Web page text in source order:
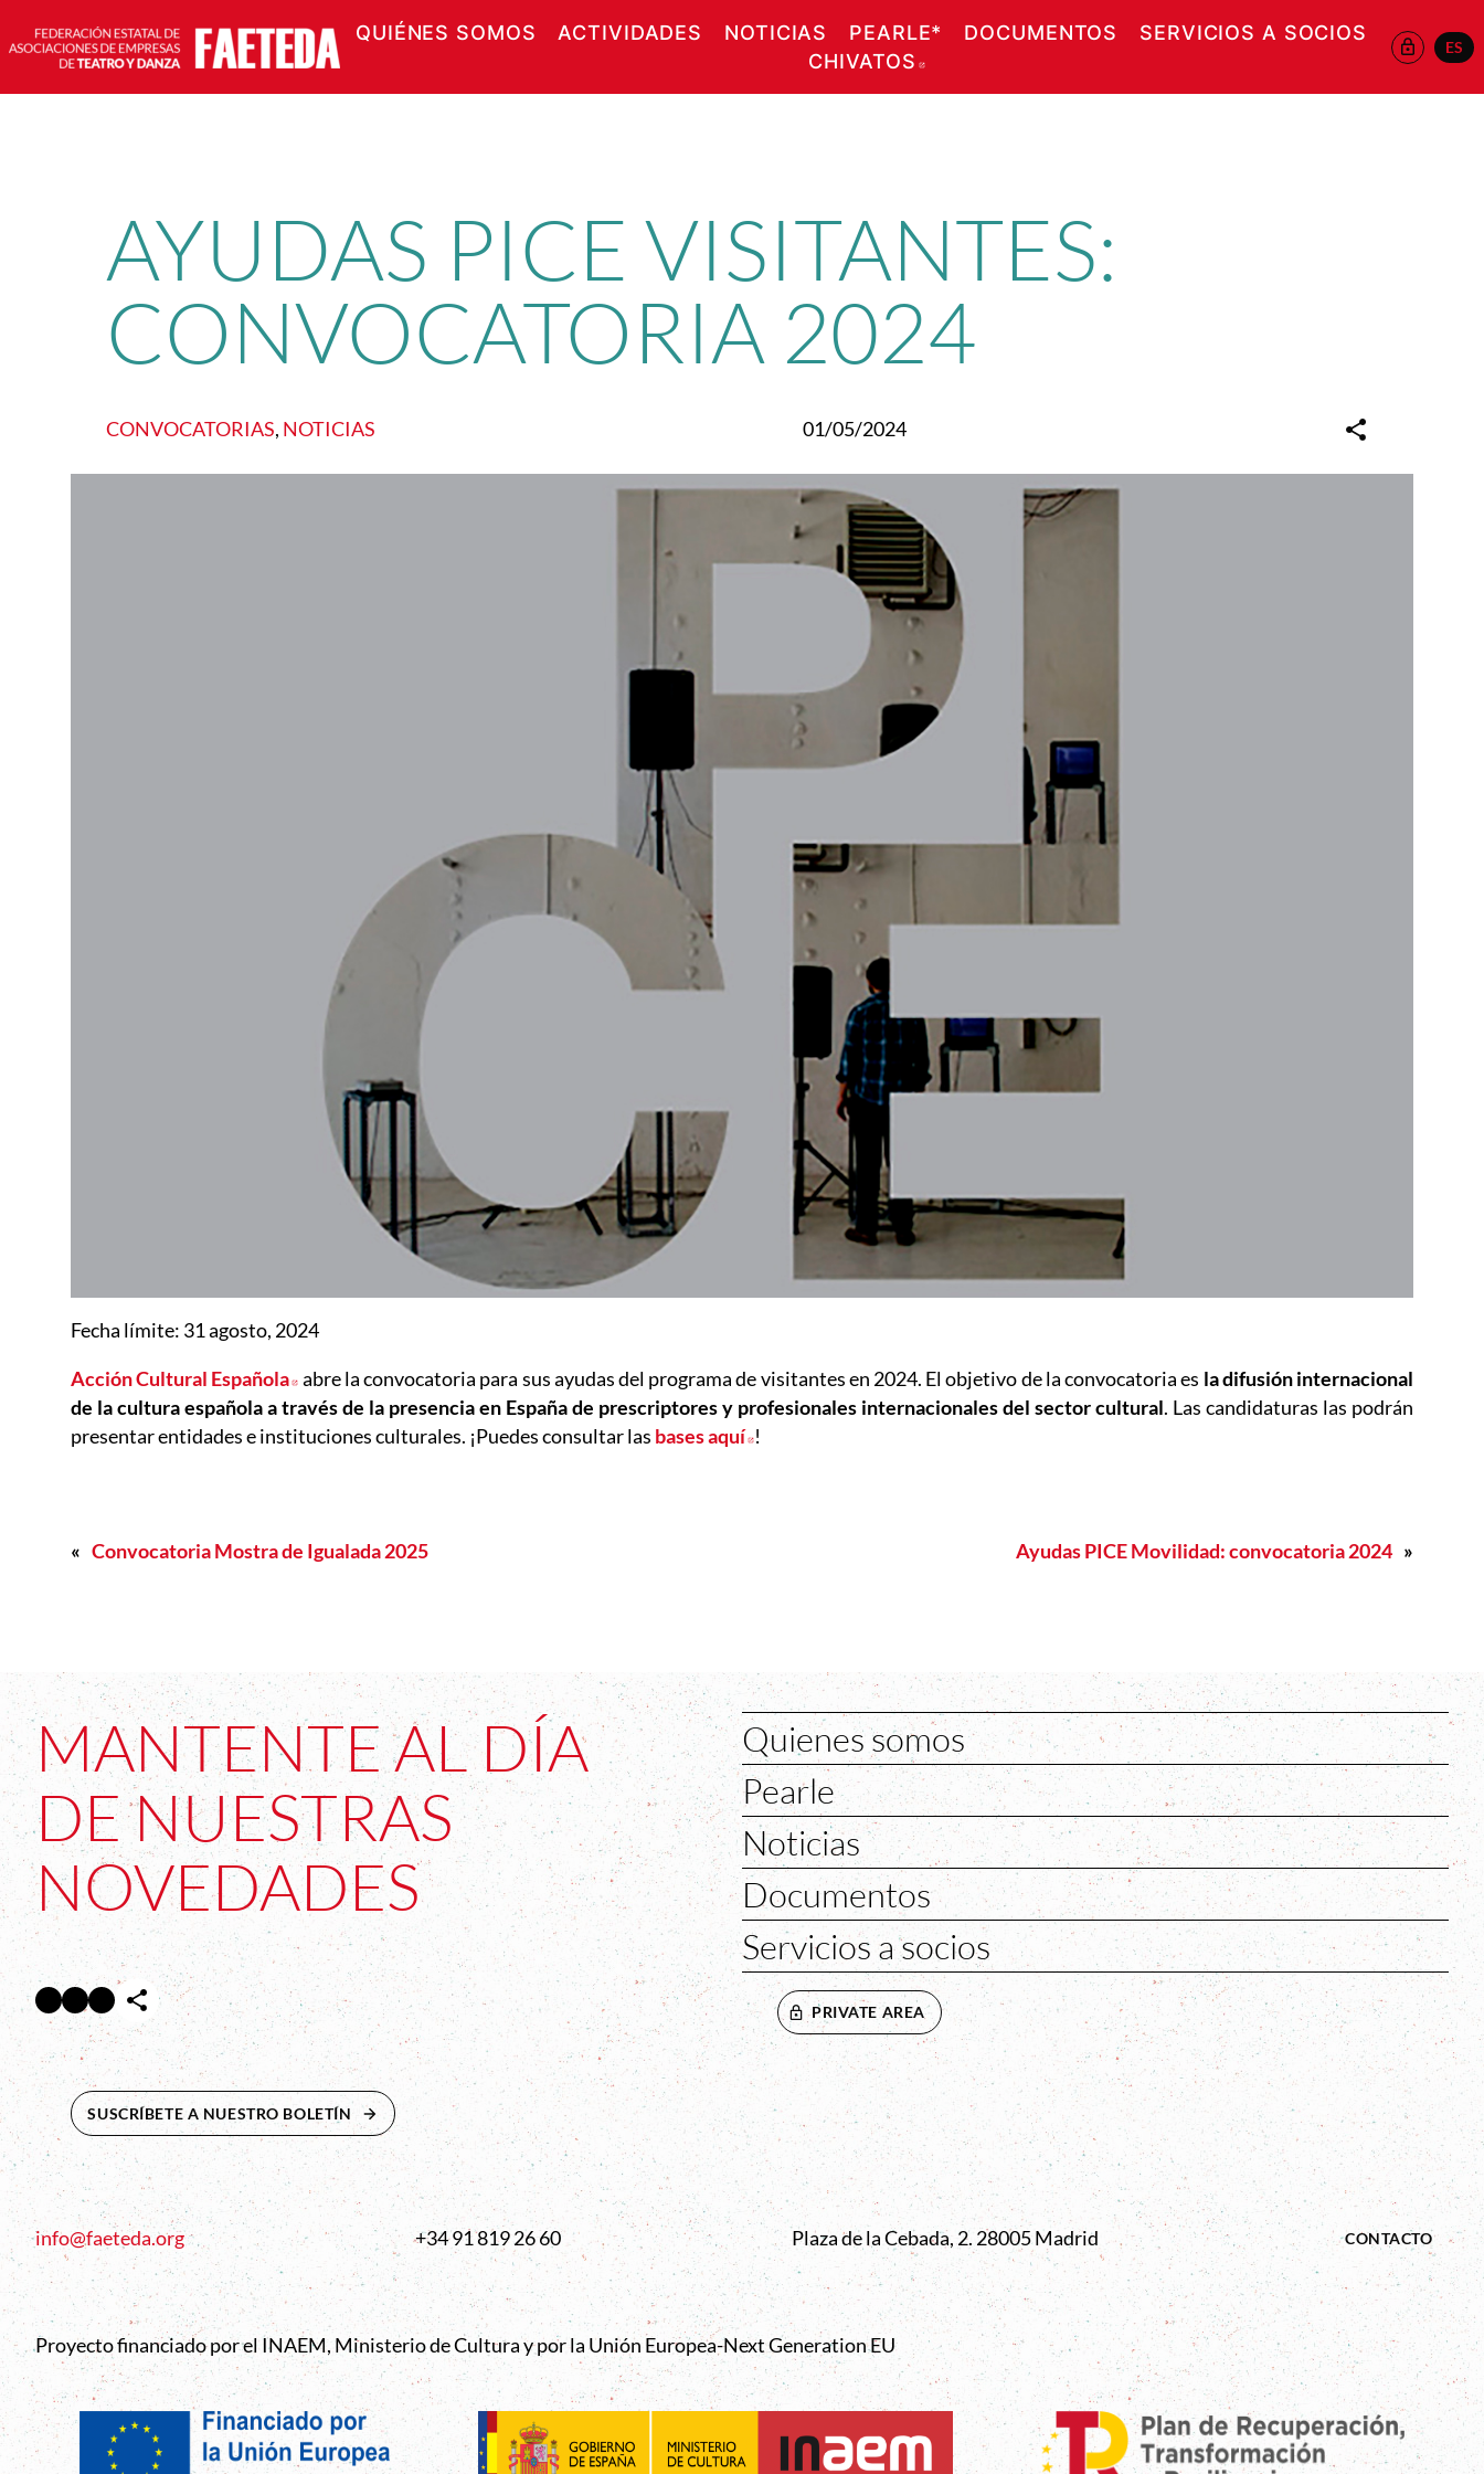
QUIÉNES SOMOS ACTIVIDADES NOTICIAS PEARLE* DOCUMENTOS
SERVICIOS A SOCIOS
CHIVATOS
ES
Saltar
AYUDAS PICE VISITANTES:
CONVOCATORIA 2024
CONVOCATORIAS, NOTICIAS 01/05/2024
Fecha lí­mite: 31 agosto, 2024
Acción Cultural Española Abre en nueva ventana
abre la convocatoria para sus ayudas del programa de visitantes en 2024. El objetivo de la convocatoria es la difusión internacional
de la cultura española a través de la presencia en España de prescriptores y profesionales internacionales del sector cultural. Las candidaturas las podrán
presentar entidades e instituciones culturales. ¡Puedes consultar las bases aquí Abre en nueva ventana
!
« Convocatoria Mostra de Igualada 2025 Ayudas PICE Movilidad: convocatoria 2024 »
MANTENTE AL DÍA
DE NUESTRAS
NOVEDADES
Facebook Abre en nueva ventana
Twitter Abre en nueva ventana
InstagramAbre en nueva ventana
SUSCRÍBETE A NUESTRO BOLETÍN ABRE EN NUEVA VENTANA
Quienes somos
Pearle
Noticias
Documentos
Servicios a socios
PRIVATE AREA
info@faeteda.org +34 91 819 26 60 Plaza de la Cebada, 2. 28005 Madrid CONTACTO
Proyecto financiado por el INAEM, Ministerio de Cultura y por la Unión Europea-Next Generation EU